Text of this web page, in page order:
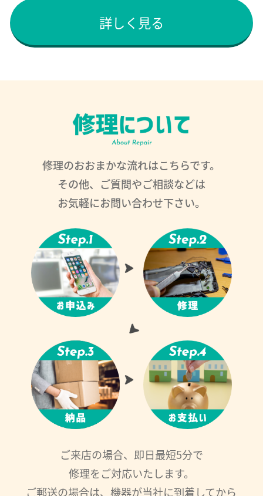
詳しく見る
修理のおおまかな流れはこちらです。
その他、ご質問やご相談などは
お気軽にお問い合わせ下さい。
ご来店の場合、即日最短5分で
修理をご対応いたします。
ご郵送の場合は、機器が当社に到着してから